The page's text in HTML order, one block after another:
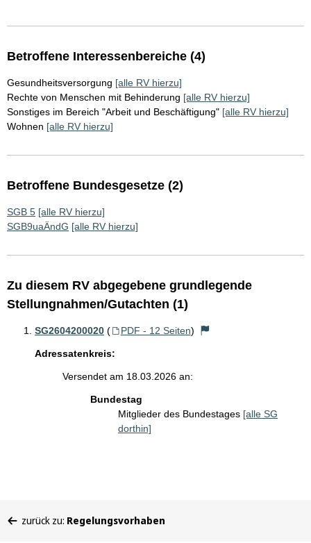
Betroffene Interessenbereiche (4)
Gesundheitsversorgung [alle RV hierzu]
Rechte von Menschen mit Behinderung [alle RV hierzu]
Sonstiges im Bereich "Arbeit und Beschäftigung" [alle RV hierzu]
Wohnen [alle RV hierzu]
Betroffene Bundesgesetze (2)
SGB 5 [alle RV hierzu]
SGB9uaÄndG [alle RV hierzu]
Zu diesem RV abgegebene grundlegende
Stellungnahmen/Gutachten (1)
SG2604200020 ( PDF - 12 Seiten)
Adressatenkreis:
Versendet am 18.03.2026 an:
Bundestag
Mitglieder des Bundestages [alle SG
dorthin]
befinden
zurück zu: Regelungsvorhaben